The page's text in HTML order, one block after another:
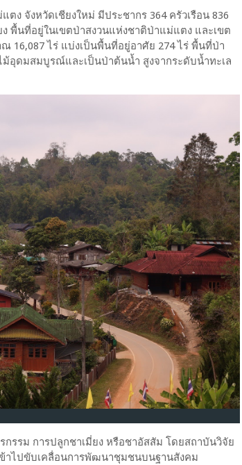
จังหวัดเชียงใหม่ มีประชากร 364 ครัวเรือน 836
พื้นที่อยู่ในเขตป่าสงวนแห่งชาติป่าแม่แตง และเขต
ไร่ แบ่งเป็นพื้นที่อยู่อาศัย 274 ไร่ พื้นที่ป่า
อุดมสมบูรณ์และเป็นป่าต้นน้ำ สูงจากระดับน้ำทะเล
รรม การปลูกชาเมี่ยง หรือชาอัสสัม โดยสถาบันวิจัย
าไปขับเคลื่อนการพัฒนาชุมชนบนฐานสังคม